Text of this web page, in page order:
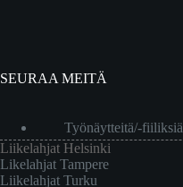
SEURAA MEITÄ
Työnäytteitä/-fiiliksiä
Liikelahjat Helsinki
Likelahjat Tampere
Liikelahjat Turku